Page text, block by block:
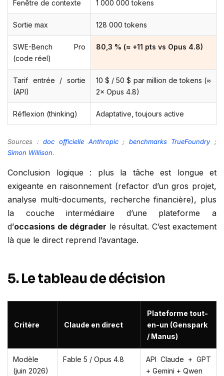
Fenêtre de contexte 1 000 000 tokens
Sortie max 128 000 tokens
SWE-Bench Pro
(code réel)
80,3 % (≈ +11 pts vs Opus 4.8)
Tarif entrée / sortie
(API)
10 $ / 50 $ par million de tokens (≈
2× Opus 4.8)
Réflexion (thinking) Adaptative, toujours active
Sources :doc officielle Anthropic; benchmarks TrueFoundry;
Simon Willison.
Conclusion logique : plus la tâche est longue et
exigeante en raisonnement (refactor d’un gros projet,
analyse multi-documents, recherche financière), plus
la couche intermédiaire d’une plateforme a
d’occasions de dégrader le résultat. C’est exactement
là que le direct reprend l’avantage.
5. Le tableau de décision
Critère Claude en direct
Plateforme tout-
en-un (Genspark
/ Manus)
Modèle
(juin 2026)
Fable 5 / Opus 4.8
API Claude + GPT
+ Gemini + Qwen